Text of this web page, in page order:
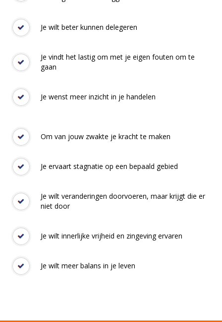
Je wilt beter kunnen delegeren
Je vindt het lastig om met je eigen fouten om te
gaan
Je wenst meer inzicht in je handelen
Om van jouw zwakte je kracht te maken
Je ervaart stagnatie op een bepaald gebied
Je wilt veranderingen doorvoeren, maar krijgt die er
niet door
Je wilt innerlijke vrijheid en zingeving ervaren
Je wilt meer balans in je leven